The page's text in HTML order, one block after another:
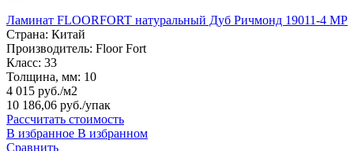
Ламинат FLOORFORT натуральный Дуб Ричмонд 19011-4 MP
Страна: Китай
Производитель: Floor Fort
Класс: 33
Толщина, мм: 10
4 015 руб./м2
10 186,06 руб./упак
Рассчитать стоимость
В избранное В избранном
Сравнить